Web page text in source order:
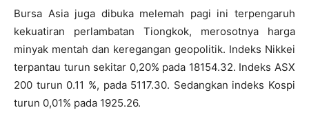
Bursa Asia juga dibuka melemah pagi ini terpengaruh
kekuatiran perlambatan Tiongkok, merosotnya harga
minyak mentah dan keregangan geopolitik. Indeks Nikkei
terpantau turun sekitar 0,20% pada 18154.32. Indeks ASX
200 turun 0.11 %, pada 5117.30. Sedangkan indeks Kospi
turun 0,01% pada 1925.26.